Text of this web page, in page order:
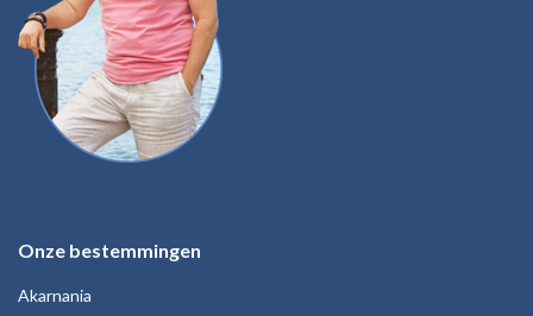
Onze bestemmingen
Akarnania